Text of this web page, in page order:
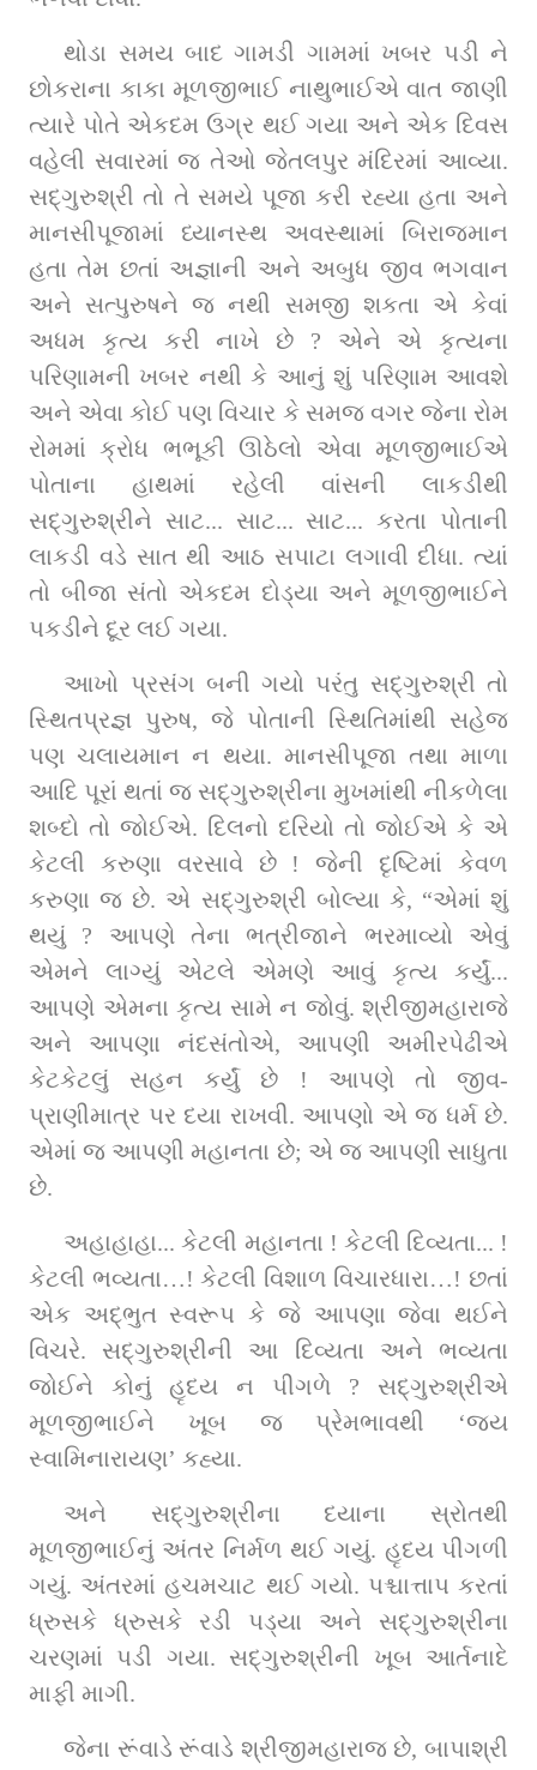
થોડા સમય બાદ ગામડી ગામમાં ખબર પડી ને
છોકરાના કાકા મૂળજીભાઈ નાથુભાઈએ વાત જાણી
ત્યારે પોતે એકદમ ઉગ્ર થઈ ગયા અને એક દિવસ
વહેલી સવારમાં જ તેઓ જેતલપુર મંદિરમાં આવ્યા.
સદ્‌ગુરુશ્રી તો તે સમયે પૂજા કરી રહ્યા હતા અને
માનસીપૂજામાં ધ્યાનસ્થ અવસ્થામાં બિરાજમાન
હતા તેમ છતાં અજ્ઞાની અને અબુધ જીવ ભગવાન
અને સત્પુરુષને જ નથી સમજી શકતા એ કેવાં
અધમ કૃત્ય કરી નાખે છે ? એને એ કૃત્યના
પરિણામની ખબર નથી કે આનું શું પરિણામ આવશે
અને એવા કોઈ પણ વિચાર કે સમજ વગર જેના રોમ
રોમમાં ક્રોધ ભભૂકી ઊઠેલો એવા મૂળજીભાઈએ
પોતાના હાથમાં રહેલી વાંસની લાકડીથી
સદ્‌ગુરુશ્રીને સાટ... સાટ... સાટ... કરતા પોતાની
લાકડી વડે સાત થી આઠ સપાટા લગાવી દીધા. ત્યાં
તો બીજા સંતો એકદમ દોડ્યા અને મૂળજીભાઈને
પકડીને દૂર લઈ ગયા.
આખો પ્રસંગ બની ગયો પરંતુ સદ્‌ગુરુશ્રી તો
સ્થિતપ્રજ્ઞ પુરુષ, જે પોતાની સ્થિતિમાંથી સહેજ
પણ ચલાયમાન ન થયા. માનસીપૂજા તથા માળા
આદિ પૂરાં થતાં જ સદ્‌ગુરુશ્રીના મુખમાંથી નીકળેલા
શબ્દો તો જોઈએ. દિલનો દરિયો તો જોઈએ કે એ
કેટલી કરુણા વરસાવે છે ! જેની દૃષ્ટિમાં કેવળ
કરુણા જ છે. એ સદ્‌ગુરુશ્રી બોલ્યા કે, “એમાં શું
થયું ? આપણે તેના ભત્રીજાને ભરમાવ્યો એવું
એમને લાગ્યું એટલે એમણે આવું કૃત્ય કર્યું...
આપણે એમના કૃત્ય સામે ન જોવું. શ્રીજીમહારાજે
અને આપણા નંદસંતોએ, આપણી અમીરપેઢીએ
કેટકેટલું સહન કર્યું છે ! આપણે તો જીવ-
પ્રાણીમાત્ર પર દયા રાખવી. આપણો એ જ ધર્મ છે.
એમાં જ આપણી મહાનતા છે; એ જ આપણી સાધુતા
છે.
અહાહાહા... કેટલી મહાનતા ! કેટલી દિવ્યતા... !
કેટલી ભવ્યતા…! કેટલી વિશાળ વિચારધારા…! છતાં
એક અદ્‌ભુત સ્વરૂપ કે જે આપણા જેવા થઈને
વિચરે. સદ્‌ગુરુશ્રીની આ દિવ્યતા અને ભવ્યતા
જોઈને કોનું હૃદય ન પીગળે ? સદ્‌ગુરુશ્રીએ
મૂળજીભાઈને ખૂબ જ પ્રેમભાવથી ‘જય
સ્વામિનારાયણ’ કહ્યા.
અને સદ્‌ગુરુશ્રીના દયાના સ્રોતથી
મૂળજીભાઈનું અંતર નિર્મળ થઈ ગયું. હૃદય પીગળી
ગયું. અંતરમાં હચમચાટ થઈ ગયો. પશ્ચાત્તાપ કરતાં
ધ્રુસકે ધ્રુસકે રડી પડ્યા અને સદ્‌ગુરુશ્રીના
ચરણમાં પડી ગયા. સદ્‌ગુરુશ્રીની ખૂબ આર્તનાદે
માફી માગી.
જેના રૂંવાડે રૂંવાડે શ્રીજીમહારાજ છે, બાપાશ્રી